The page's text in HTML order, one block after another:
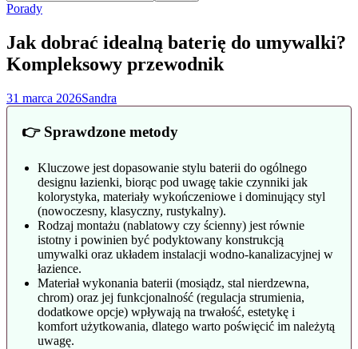
Porady
Jak dobrać idealną baterię do umywalki?
Kompleksowy przewodnik
31 marca 2026Sandra
👉 Sprawdzone metody
Kluczowe jest dopasowanie stylu baterii do ogólnego
designu łazienki, biorąc pod uwagę takie czynniki jak
kolorystyka, materiały wykończeniowe i dominujący styl
(nowoczesny, klasyczny, rustykalny).
Rodzaj montażu (nablatowy czy ścienny) jest równie
istotny i powinien być podyktowany konstrukcją
umywalki oraz układem instalacji wodno-kanalizacyjnej w
łazience.
Materiał wykonania baterii (mosiądz, stal nierdzewna,
chrom) oraz jej funkcjonalność (regulacja strumienia,
dodatkowe opcje) wpływają na trwałość, estetykę i
komfort użytkowania, dlatego warto poświęcić im należytą
uwagę.